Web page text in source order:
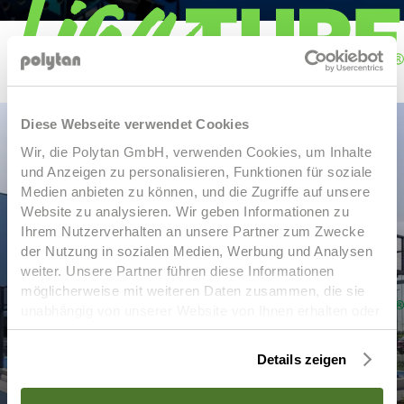
Diese Webseite verwendet Cookies
Wir, die Polytan GmbH, verwenden Cookies, um Inhalte
und Anzeigen zu personalisieren, Funktionen für soziale
Medien anbieten zu können, und die Zugriffe auf unsere
Website zu analysieren. Wir geben Informationen zu
Ihrem Nutzerverhalten an unsere Partner zum Zwecke
der Nutzung in sozialen Medien, Werbung und Analysen
weiter. Unsere Partner führen diese Informationen
möglicherweise mit weiteren Daten zusammen, die sie
gesammelt haben. Um diese Cookies zu nutzen,
benötigen wir Ihre Einwilligung welche Sie uns mit Klick
auf „OK“ erteilen. Sie können Ihre erteilte Einwilligung
(Art. 6 Abs. 1 a) DSGVO) jederzeit für die Zukunft
Details zeigen
LigaTurf Cross GT zeroLigaTurf Cross NEXT RLigaTurf
Cross RLigaTurf Quantum RLigaTurf RS+ RLigaTurf
NextLigaTurf Legend ProLigaTurf Trion R
Realized: Jan 01, 2025 | In Baar-Ebenhausen,